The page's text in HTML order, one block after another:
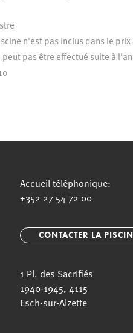
n'est pas inclus dans le prix
peut pas être effectué suite à
Accueil téléphonique:
+352 27 54 72 00
CONTACTER LA
1 Pl. des Sacrifiés
1940-1945, 4115
Esch-sur-Alzette